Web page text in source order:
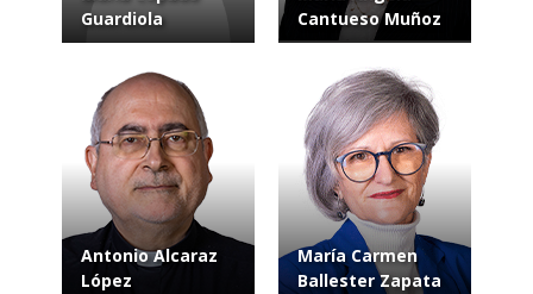
Guardiola
Cantueso Muñoz
Antonio Alcaraz
López
María Carmen
Ballester Zapata